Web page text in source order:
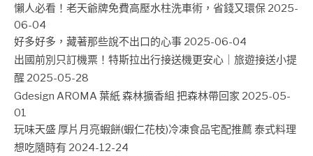
懶人必看！老天爺牌免費高壓水柱洗車術，省錢又環保 2025-
06-04
好多好多，藏著那些說不出口的心事 2025-06-04
出國前別只訂機票！特斯拉出行接送機更安心｜旅遊接送小提
醒 2025-05-28
Gdesign AROMA 葉紙 森林擴香組 把森林帶回家 2025-05-
01
玩味天盛 厚片月亮蝦餅(蝦仁花枝)冷凍食品宅配推薦 泰式料理
想吃隨時有 2024-12-24